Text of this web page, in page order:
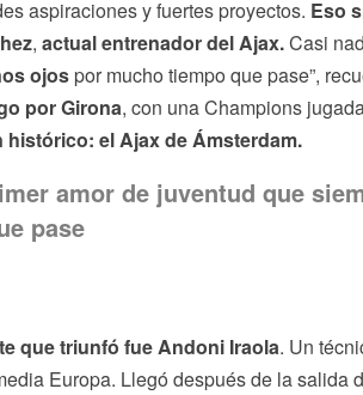
aspiraciones y fuertes proyectos. Eso
,actual entrenador del Ajax.Casi
ojos por mucho tiempo que pase”,
por Girona, con una Champions
el Ajax de Ámsterdam.
amor de juventud que
pase
que triunfó fue Andoni Iraola. Un
Europa. Llegó después de la salida